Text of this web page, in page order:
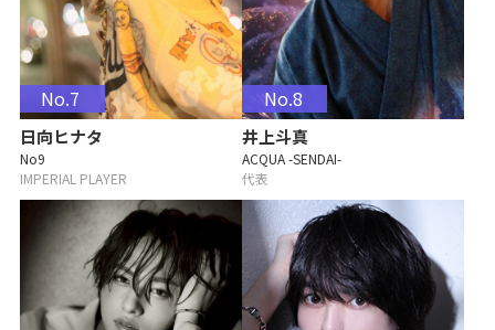
No.7
日向ヒナタ
No9
IMPERIAL PLAYER
No.8
井上斗真
ACQUA -SENDAI-
代表